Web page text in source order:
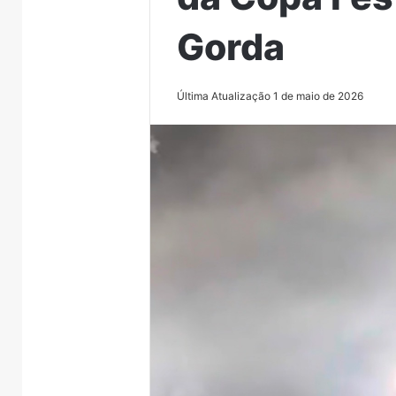
Gorda
Última Atualização 1 de maio de 2026